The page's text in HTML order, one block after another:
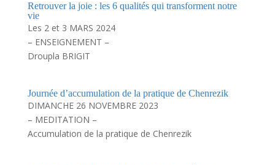
Retrouver la joie : les 6 qualités qui transforment notre
vie
Les 2 et 3 MARS 2024
– ENSEIGNEMENT –
Droupla BRIGIT
Journée d’accumulation de la pratique de Chenrezik
DIMANCHE 26 NOVEMBRE 2023
– MEDITATION –
Accumulation de la pratique de Chenrezik